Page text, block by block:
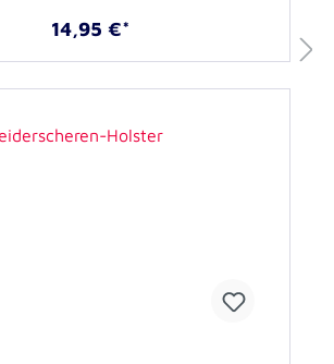
14,95 €*